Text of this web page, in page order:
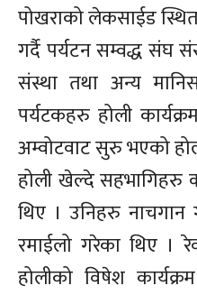
पोखराको लेकसाईड
गर्दै पर्यटन सम्वद्ध संघ
संस्था तथा अन्य
पर्यटकहरु होली
अम्वोटवाट सुरु भएको
होली खेल्दे सहभागिहरु
थिए । उनिहरु
रमाईलो गरेका थिए ।
होलीको विषेश